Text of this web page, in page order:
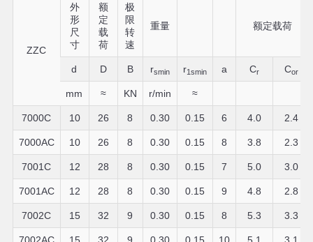
ZZC
外
形
尺
寸
额
定
载
荷
极
限
转
速
重量 额定载荷
d D B rsmin r1smin a Cr Cor
mm ≈ KN r/min ≈
7000C 10 26 8 0.30 0.15 6 4.0 2.4
7000AC 10 26 8 0.30 0.15 8 3.8 2.3
7001C 12 28 8 0.30 0.15 7 5.0 3.0
7001AC 12 28 8 0.30 0.15 9 4.8 2.8
7002C 15 32 9 0.30 0.15 8 5.3 3.3